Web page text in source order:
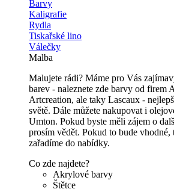
Barvy
Kaligrafie
Rydla
Tiskařské lino
Válečky
Malba
Malujete rádi? Máme pro Vás
barev - naleznete zde barvy od firem
Artcreation, ale taky Lascaux -
světě. Dále můžete nakupovat i
Umton. Pokud byste měli zájem o
prosím vědět. Pokud to bude
zařadíme do nabídky.
Co zde najdete?
Akrylové barvy
Štětce